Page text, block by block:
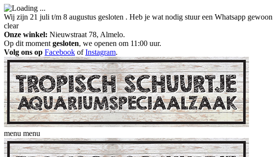
Wij zijn 21 juli t/m 8 augustus gesloten . Heb je wat nodig stuur een Whatsapp
clear
Onze winkel: Nieuwstraat 78, Almelo.
Op dit moment gesloten, we openen om 11:00 uur.
Volg ons op Facebook ofInstagram.
menu menu